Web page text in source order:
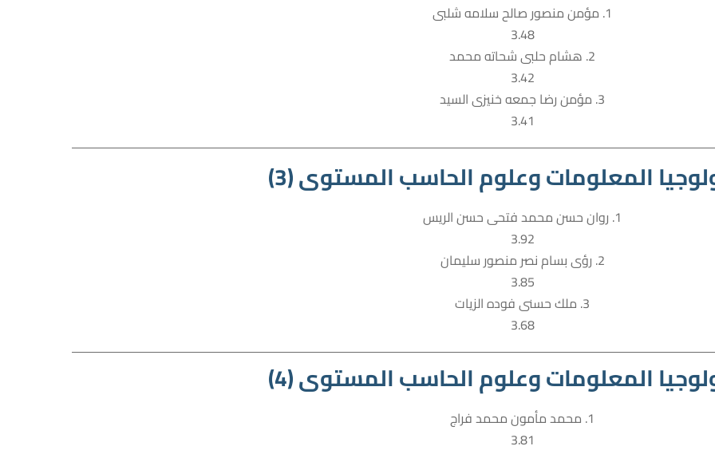
1. مؤمن منصور صالح سلامه شلبى
3.48
2. هشام حلبى شحاته محمد
3.42
3. مؤمن رضا جمعه خنيزى السيد
3.41
المعلومات وعلوم الحاسب المستوى (3)
1. روان حسن محمد فتحى حسن الريس
3.92
2. رؤى بسام نصر منصور سليمان
3.85
3. ملك حسنى فوده الزيات
3.68
المعلومات وعلوم الحاسب المستوى (4)
1. محمد مأمون محمد فراج
3.81